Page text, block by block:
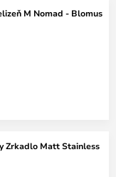
M Nomad - Blomus
Zrkadlo Matt Stainless